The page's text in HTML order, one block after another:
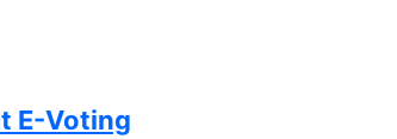
E-Voting